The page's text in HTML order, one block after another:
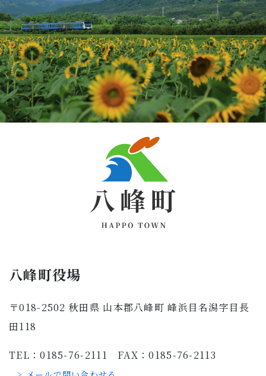
八峰町役場
〒018-2502 秋田県 山本郡八峰町 峰浜目名潟字目長
田118
TEL：0185-76-2111 FAX：0185-76-2113